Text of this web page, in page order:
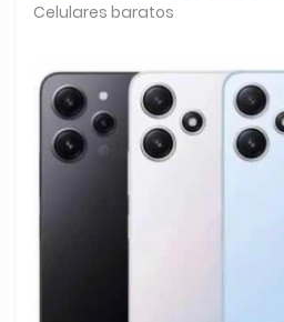
Celulares baratos